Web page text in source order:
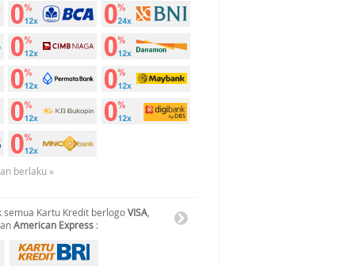
berlaku »
Kartu Kredit berlogoVISA
American Express :